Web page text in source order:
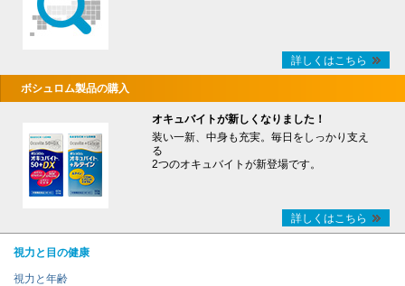
詳しくはこちら
ボシュロム製品の購入
オキュバイトが新しくなりました！
装い一新、中身も充実。毎日をしっかり支え
る
2つのオキュバイトが新登場です。
詳しくはこちら
視力と目の健康
視力と年齢